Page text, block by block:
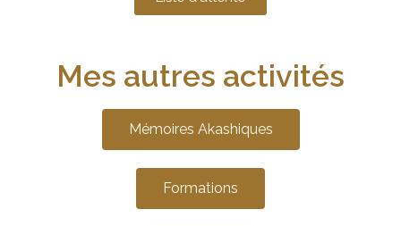
Mes autres activités
Mémoires Akashiques
Formations